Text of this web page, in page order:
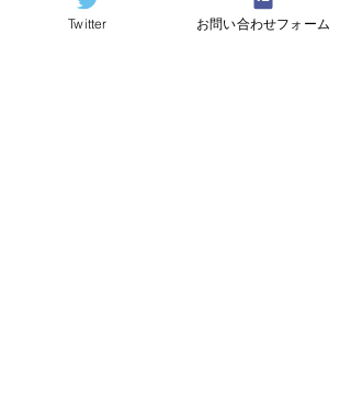
Twitter お問い合わせフォーム